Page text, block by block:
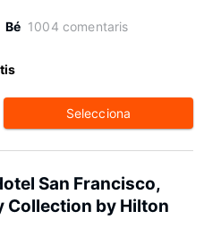
Bé 1004 comentaris
Selecciona
San Francisco,
Collection by Hilton